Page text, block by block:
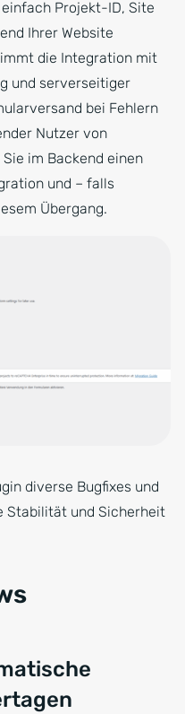
Projekt-ID, Site
Ihrer Website
die Integration mit
und serverseitiger
bei Fehlern
Nutzer von
im Backend einen
und – falls
Übergang.
diverse Bugfixes und
Stabilität und Sicherheit